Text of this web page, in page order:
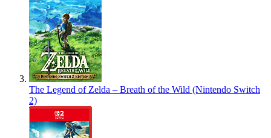
The Legend of Zelda – Breath of the Wild (Nintendo Switch
2)